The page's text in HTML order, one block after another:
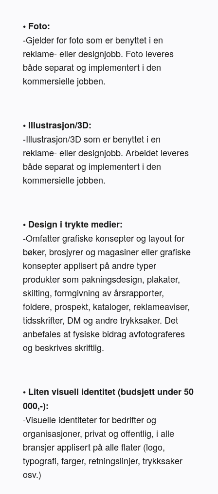
• Foto:
-Gjelder for foto som er benyttet i en
reklame- eller designjobb. Foto leveres
både separat og implementert i den
kommersielle jobben.
• Illustrasjon/3D:
-Illustrasjon/3D som er benyttet i en
reklame- eller designjobb. Arbeidet leveres
både separat og implementert i den
kommersielle jobben.
• Design i trykte medier:
-Omfatter grafiske konsepter og layout for
bøker, brosjyrer og magasiner eller grafiske
konsepter applisert på andre typer
produkter som pakningsdesign, plakater,
skilting, formgivning av årsrapporter,
foldere, prospekt, kataloger, reklameaviser,
tidsskrifter, DM og andre trykksaker. Det
anbefales at fysiske bidrag avfotograferes
og beskrives skriftlig.
• Liten visuell identitet (budsjett under 50
000,-):
-Visuelle identiteter for bedrifter og
organisasjoner, privat og offentlig, i alle
bransjer applisert på alle flater (logo,
typografi, farger, retningslinjer, trykksaker
osv.)